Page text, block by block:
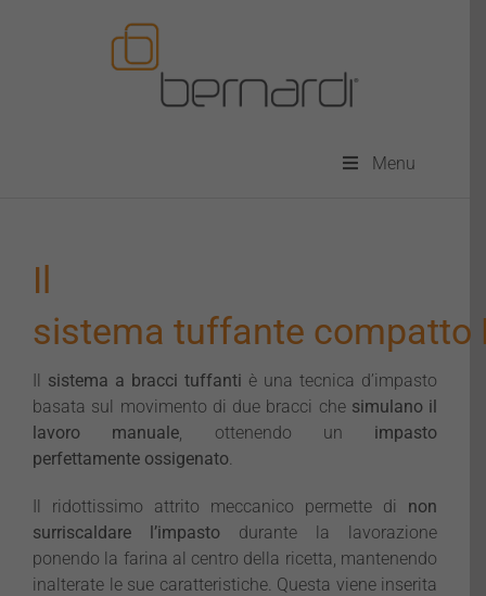
Menu
Il
sistema tuffante compatto
Il sistema a bracci tuffanti è una tecnica d’impasto
basata sul movimento di due bracci che simulano il
lavoro manuale , ottenendo un impasto
perfettamente ossigenato
Il ridottissimo attrito meccanico permette di non
surriscaldare l’impasto durante la lavorazione
ponendo la farina al centro della ricetta, mantenendo
inalterate le sue caratteristiche. Questa viene inserita